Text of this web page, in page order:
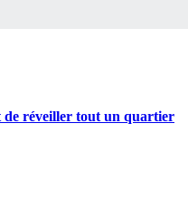
réveiller tout un quartier